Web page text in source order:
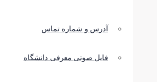
آدرس و شماره تماس
فایل صوتی معرفی دانشگاه